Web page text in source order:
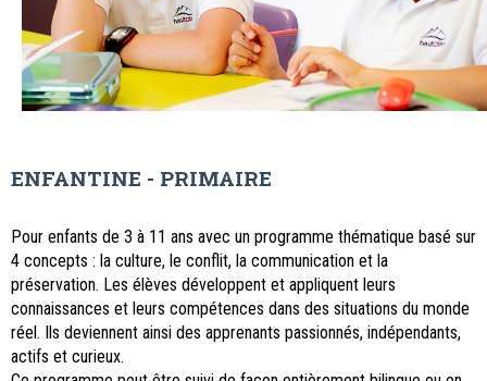
ENFANTINE - PRIMAIRE
Pour enfants de 3 à 11 ans avec un programme thématique basé sur
4 concepts : la culture, le conflit, la communication et la
préservation. Les élèves développent et appliquent leurs
connaissances et leurs compétences dans des situations du monde
réel. Ils deviennent ainsi des apprenants passionnés, indépendants,
actifs et curieux.